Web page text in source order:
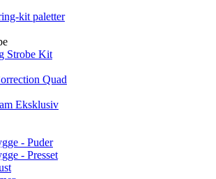
kit paletter
Strobe Kit
Quad
Eksklusiv
- Puder
- Presset